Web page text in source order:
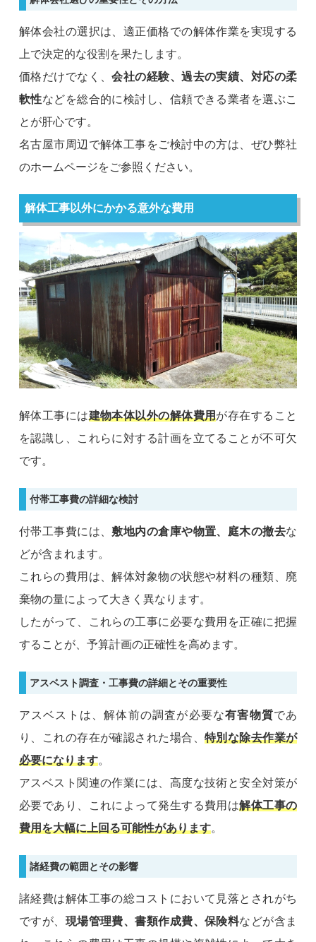
解体会社の選択は、適正価格での解体作業を実現する
上で決定的な役割を果たします。
価格だけでなく、会社の経験、過去の実績、対応の柔
軟性などを総合的に検討し、信頼できる業者を選ぶこ
とが肝心です。
名古屋市周辺で解体工事をご検討中の方は、ぜひ弊社
のホームページをご参照ください。
解体工事以外にかかる意外な費用
解体工事には建物本体以外の解体費用が存在すること
を認識し、これらに対する計画を立てることが不可欠
です。
付帯工事費の詳細な検討
付帯工事費には、 敷地内の倉庫や物置、庭木の撤去な
どが含まれます。
これらの費用は、解体対象物の状態や材料の種類、廃
棄物の量によって大きく異なります。
したがって、これらの工事に必要な費用を正確に把握
することが、予算計画の正確性を高めます。
アスベスト調査・工事費の詳細とその重要性
アスベストは、解体前の調査が必要な有害物質であ
り、これの存在が確認された場合、 特別な除去作業が
必要になります。
アスベスト関連の作業には、高度な技術と安全対策が
必要であり、これによって発生する費用は解体工事の
費用を大幅に上回る可能性があります。
諸経費の範囲とその影響
諸経費は解体工事の総コストにおいて見落とされがち
ですが、 現場管理費、書類作成費、保険料などが含ま